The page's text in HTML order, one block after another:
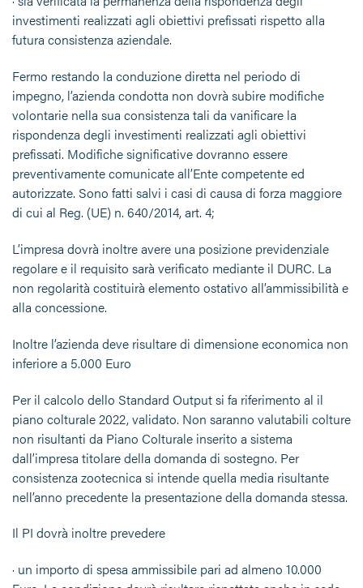
investimenti realizzati agli obiettivi prefissati rispetto alla
futura consistenza aziendale.
Fermo restando la conduzione diretta nel periodo di
impegno, l’azienda condotta non dovrà subire modifiche
volontarie nella sua consistenza tali da vanificare la
rispondenza degli investimenti realizzati agli obiettivi
prefissati. Modifiche significative dovranno essere
preventivamente comunicate all’Ente competente ed
autorizzate. Sono fatti salvi i casi di causa di forza maggiore
di cui al Reg. (UE) n. 640/2014, art. 4;
L’impresa dovrà inoltre avere una posizione previdenziale
regolare e il requisito sarà verificato mediante il DURC. La
non regolarità costituirà elemento ostativo all’ammissibilità e
alla concessione.
Inoltre l’azienda deve risultare di dimensione economica non
inferiore a 5.000 Euro
Per il calcolo dello Standard Output si fa riferimento al il
piano colturale 2022, validato. Non saranno valutabili colture
non risultanti da Piano Colturale inserito a sistema
dall’impresa titolare della domanda di sostegno. Per
consistenza zootecnica si intende quella media risultante
nell’anno precedente la presentazione della domanda stessa.
Il PI dovrà inoltre prevedere
· un importo di spesa ammissibile pari ad almeno 10.000